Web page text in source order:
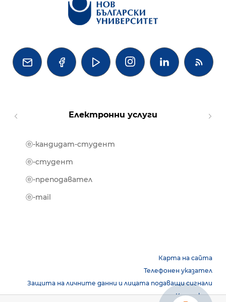
   
Електронни услуги
ⓔ-кандидат-студент
ⓔ-студент
ⓔ-преподавател
ⓔ-mail
Карта на сайта
Телефонен указател
Защита на личните данни и лицата подаващи сигнали
Контакти